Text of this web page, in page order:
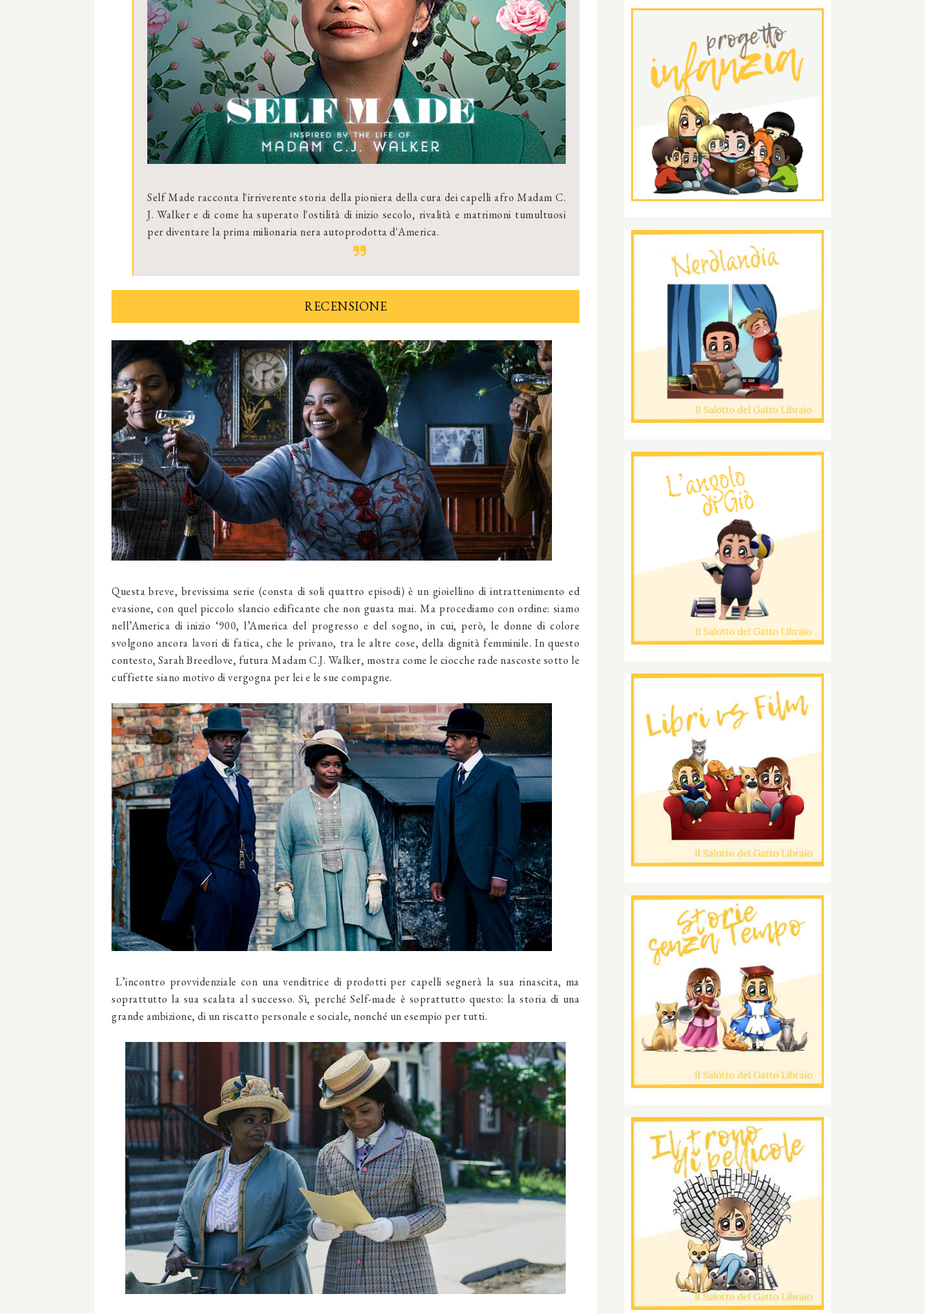
Self Made racconta l'irriverente storia della pioniera della cura dei capelli afro Madam C.
J. Walker e di come ha superato l'ostilità di inizio secolo, rivalità e matrimoni tumultuosi
per diventare la prima milionaria nera autoprodotta d'America.
RECENSIONE
Questa breve, brevissima serie (consta di soli quattro episodi) è un gioiellino di intrattenimento ed
evasione, con quel piccolo slancio edificante che non guasta mai. Ma procediamo con ordine: siamo
nell’America di inizio ‘900, l’America del progresso e del sogno, in cui, però, le donne di colore
svolgono ancora lavori di fatica, che le privano, tra le altre cose, della dignità femminile. In questo
contesto, Sarah Breedlove, futura Madam C.J. Walker, mostra come le ciocche rade nascoste sotto le
cuffiette siano motivo di vergogna per lei e le sue compagne.
L’incontro provvidenziale con una venditrice di prodotti per capelli segnerà la sua rinascita, ma
soprattutto la sua scalata al successo. Sì, perché Self-made è soprattutto questo: la storia di una
grande ambizione, di un riscatto personale e sociale, nonché un esempio per tutti.